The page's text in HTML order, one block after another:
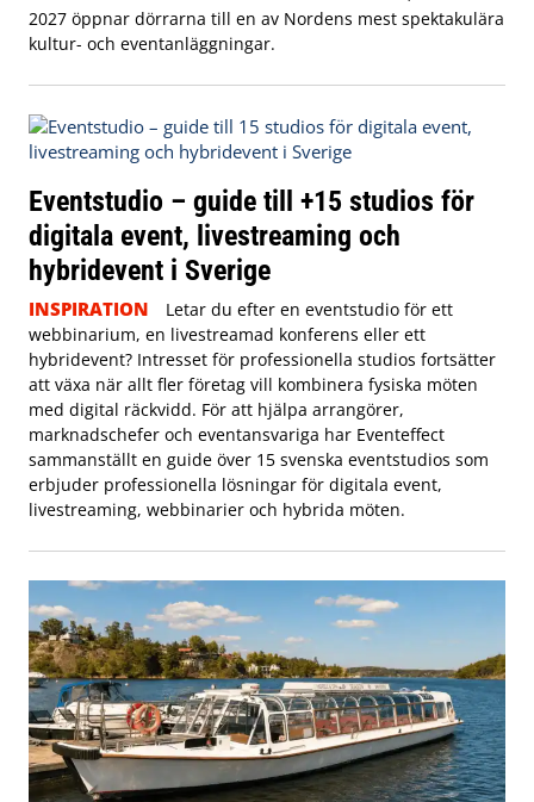
2027 öppnar dörrarna till en av Nordens mest spektakulära
kultur- och eventanläggningar.
Eventstudio – guide till +15 studios för
digitala event, livestreaming och
hybridevent i Sverige
INSPIRATION
Letar du efter en eventstudio för ett
webbinarium, en livestreamad konferens eller ett
hybridevent? Intresset för professionella studios fortsätter
att växa när allt fler företag vill kombinera fysiska möten
med digital räckvidd. För att hjälpa arrangörer,
marknadschefer och eventansvariga har Eventeffect
sammanställt en guide över 15 svenska eventstudios som
erbjuder professionella lösningar för digitala event,
livestreaming, webbinarier och hybrida möten.